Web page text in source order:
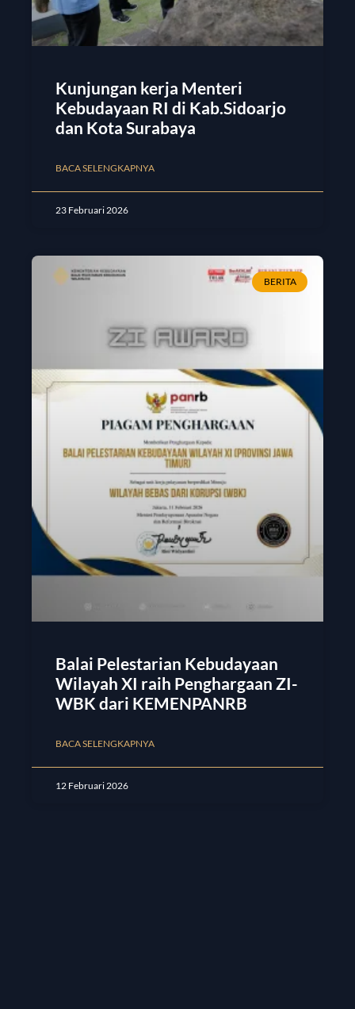
Kunjungan kerja Menteri
Kebudayaan RI di Kab.Sidoarjo
dan Kota Surabaya
BACA SELENGKAPNYA
23 Februari 2026
BERITA
Balai Pelestarian Kebudayaan
Wilayah XI raih Penghargaan ZI-
WBK dari KEMENPANRB
BACA SELENGKAPNYA
12 Februari 2026